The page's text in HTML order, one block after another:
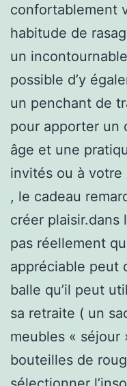
confortablement
habitude de
un
possible d’y
un penchant de
pour apporter un
âge et une
invités ou à votre
, le cadeau
créer plaisir.dans
pas réellement
appréciable peut
balle qu’il peut
sa retraite ( un
meubles « séjour
bouteilles de